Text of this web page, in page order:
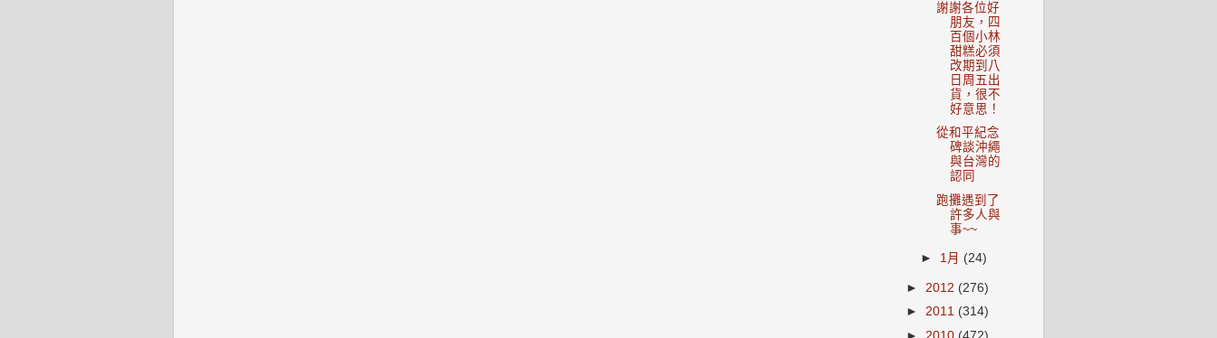
謝謝各位好
朋友，四
百個小林
甜糕必須
改期到八
日周五出
貨，很不
好意思！
從和平紀念
碑談沖繩
與台灣的
認同
跑攤遇到了
許多人與
事~~
► 1月 (24)
► 2012 (276)
► 2011 (314)
► 2010 (472)